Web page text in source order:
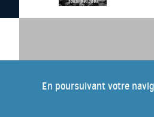
En poursuivant votre
Pour tout savoir
the Blue,